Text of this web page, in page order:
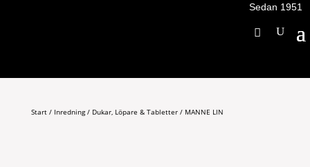
Sedan 1951
Start/ Inredning/ Dukar, Löpare & Tabletter/ MANNE LIN